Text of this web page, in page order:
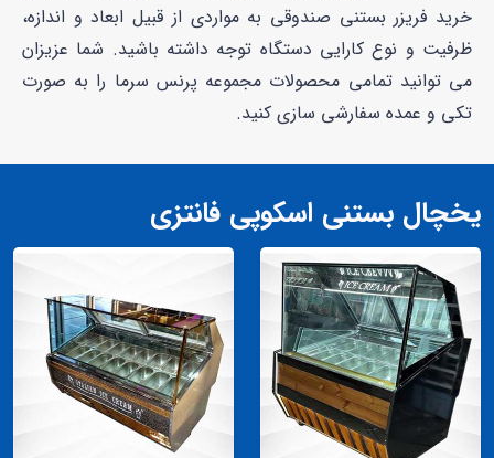
خرید فریزر بستنی صندوقی به مواردی از قبیل ابعاد و اندازه،
ظرفیت و نوع کارایی دستگاه توجه داشته باشید. شما عزیزان
می توانید تمامی محصولات مجموعه پرنس سرما را به صورت
تکی و عمده سفارشی سازی کنید.
یخچال بستنی اسکوپی فانتزی